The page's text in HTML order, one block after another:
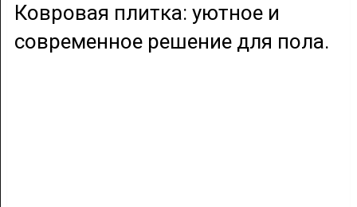
Ковровая плитка: уютное и
современное решение для пола.